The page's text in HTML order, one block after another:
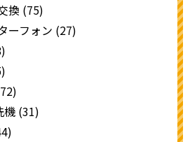
換 (75)
ーフォン (27)
機 (31)